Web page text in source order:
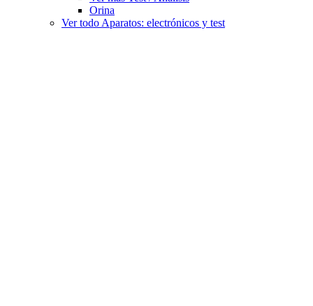
Orina
Ver todo Aparatos: electrónicos y test